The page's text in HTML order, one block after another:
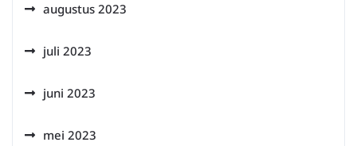
augustus 2023
juli 2023
juni 2023
mei 2023